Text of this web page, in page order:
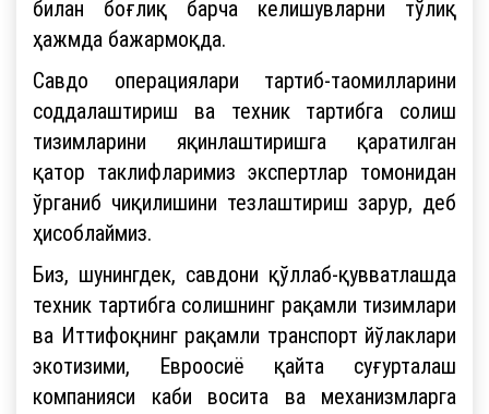
билан боғлиқ барча келишувларни тўлиқ
ҳажмда бажармоқда.
Савдо операциялари тартиб-таомилларини
соддалаштириш ва техник тартибга солиш
тизимларини яқинлаштиришга қаратилган
қатор таклифларимиз экспертлар томонидан
ўрганиб чиқилишини тезлаштириш зарур, деб
ҳисоблаймиз.
Биз, шунингдек, савдони қўллаб-қувватлашда
техник тартибга солишнинг рақамли тизимлари
ва Иттифоқнинг рақамли транспорт йўлаклари
экотизими, Евроосиё қайта суғурталаш
компанияси каби восита ва механизмларга